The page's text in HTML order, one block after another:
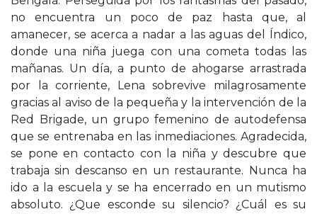
no encuentra un poco de paz hasta que, al
amanecer, se acerca a nadar a las aguas del Índico,
donde una niña juega con una cometa todas las
mañanas. Un día, a punto de ahogarse arrastrada
por la corriente, Lena sobrevive milagrosamente
gracias al aviso de la pequeña y la intervención de la
Red Brigade, un grupo femenino de autodefensa
que se entrenaba en las inmediaciones. Agradecida,
se pone en contacto con la niña y descubre que
trabaja sin descanso en un restaurante. Nunca ha
ido a la escuela y se ha encerrado en un mutismo
absoluto. ¿Que esconde su silencio? ¿Cuál es su